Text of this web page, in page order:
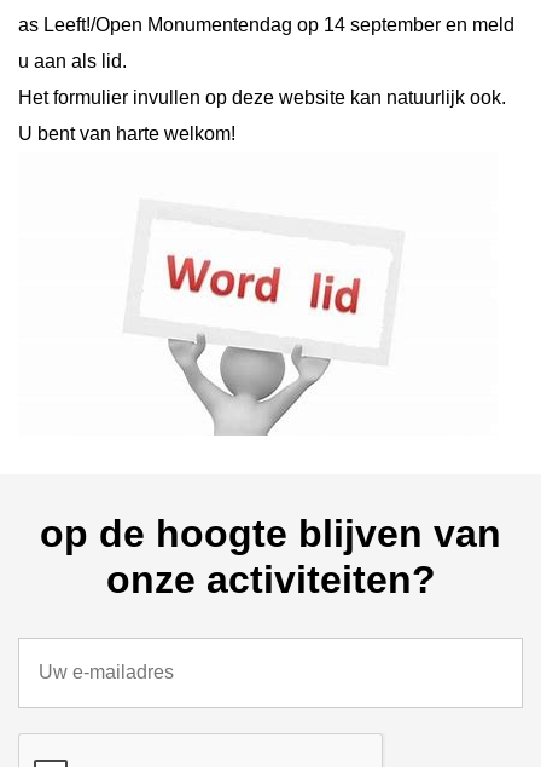
as Leeft!/Open Monumentendag op 14 september en meld
u aan als lid.
Het formulier invullen op deze website kan natuurlijk ook.
U bent van harte welkom!
op de hoogte blijven van
onze activiteiten?